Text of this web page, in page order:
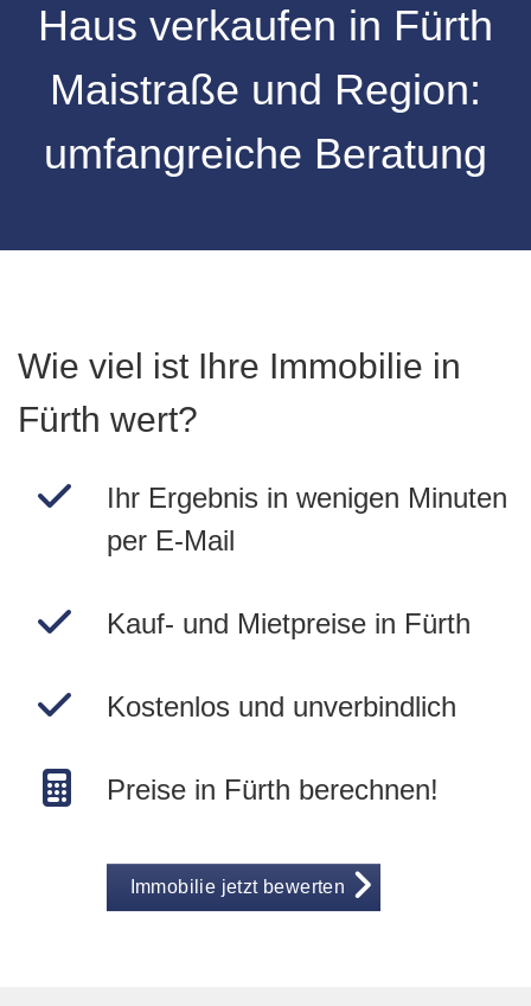
Haus verkaufen in Fürth
Maistraße und Region:
umfangreiche Beratung
Wie viel ist Ihre Immobilie in
Fürth wert?
Ihr Ergebnis in wenigen Minuten
per E-Mail
Kauf- und Mietpreise in Fürth
Kostenlos und unverbindlich
Preise in Fürth berechnen!
Immobilie jetzt bewerten